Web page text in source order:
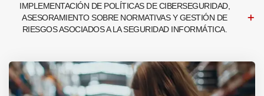
IMPLEMENTACIÓN DE POLÍTICAS DE CIBERSEGURIDAD,
ASESORAMIENTO SOBRE NORMATIVAS Y GESTIÓN DE
RIESGOS ASOCIADOS A LA SEGURIDAD INFORMÁTICA.